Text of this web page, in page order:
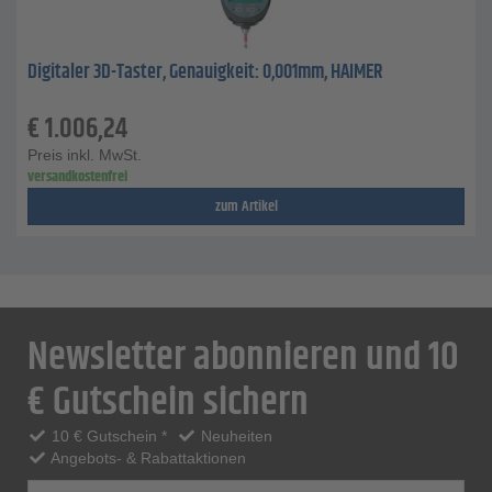
Digitaler 3D-Taster, Genauigkeit: 0,001mm, HAIMER
€1.006,24
Preis inkl. MwSt.
versandkostenfrei
zum Artikel
Newsletter abonnieren und 10
€ Gutschein sichern
10 € Gutschein *
Neuheiten
Angebots- & Rabattaktionen